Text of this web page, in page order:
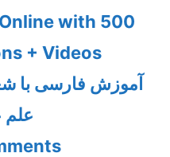
with 500
+ Videos
آموزش فارسی با